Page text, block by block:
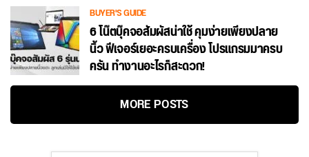
BUYER'S GUIDE
6 โน๊ตบุ๊คจอสัมผัสน่าใช้ คุมง่ายเพียงปลาย
นิ้ว ฟีเจอร์เยอะครบเครื่อง โปรแกรมมาครบ
ครัน ทำงานอะไรก็สะดวก!
MORE POSTS